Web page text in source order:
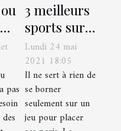
?
pas
3 meilleurs
sports sur
lesquels
parier
Lundi 24 mai
2021 18:05
Il ne sert à rien de
se borner
seulement sur un
jeu pour placer